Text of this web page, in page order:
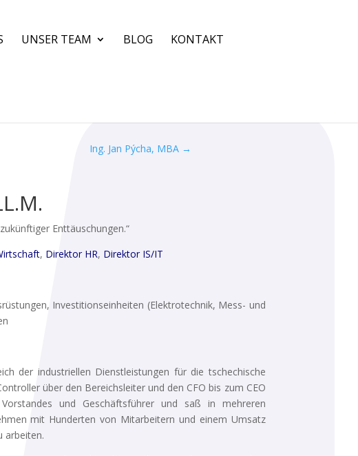
UNSER TEAM BLOG KONTAKT
Ing. Jan Pýcha, MBA →
Enttäuschungen.“
, Direktor HR, Direktor IS/IT
Investitionseinheiten (Elektrotechnik, Mess- und
der industriellen Dienstleistungen für die tschechische
über den Bereichsleiter und den CFO bis zum CEO
und Geschäftsführer und saß in mehreren
mit Hunderten von Mitarbeitern und einem Umsatz
arbeiten.